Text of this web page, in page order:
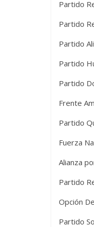
Partido
Partido
Partido
Partido
Partido
Frente
Partido
Fuerza
Alianza
Partido
Opción
Partido